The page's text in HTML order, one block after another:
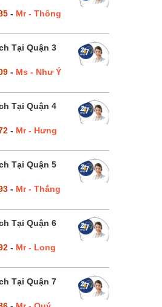
- Mr - Thông
Tại Quận 3
- Ms - Như Ý
Tại Quận 4
- Mr - Hưng
Tại Quận 5
- Mr - Thắng
Tại Quận 6
- Mr - Long
Tại Quận 7